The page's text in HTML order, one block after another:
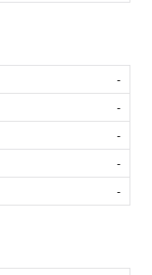
-
-
-
-
-